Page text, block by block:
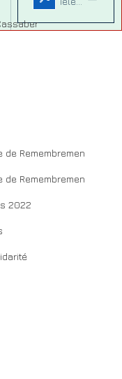
Remembremen
Remembremen
2022